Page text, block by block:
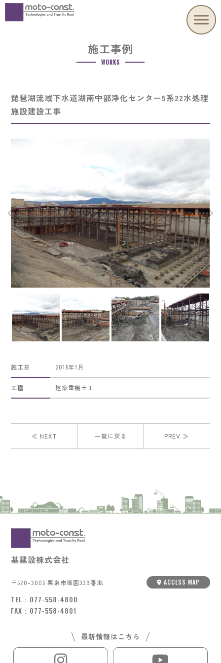
施工事例
WORKS
琵琶湖流域下水道湖南中部浄化センター5系22水処理
施設建設工事
施工日 2015年1月
工種 建築重機土工
≪ NEXT 一覧に戻る PREV ≫
基建設株式会社
〒520-3005 栗東市御園339番地 ACCESS MAP
TEL： 077-558-4800
FAX：077-558-4801
最新情報はこちら